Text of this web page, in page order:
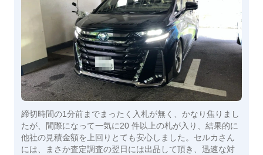
締切時間の1分前までまったく入札が無く、かなり焦りまし
たが、間際になって一気に20 件以上の札が入り、結果的に
他社の見積金額を上回りとても安心しました。セルカさん
には、まさか査定調査の翌日には出品して頂き、迅速な対